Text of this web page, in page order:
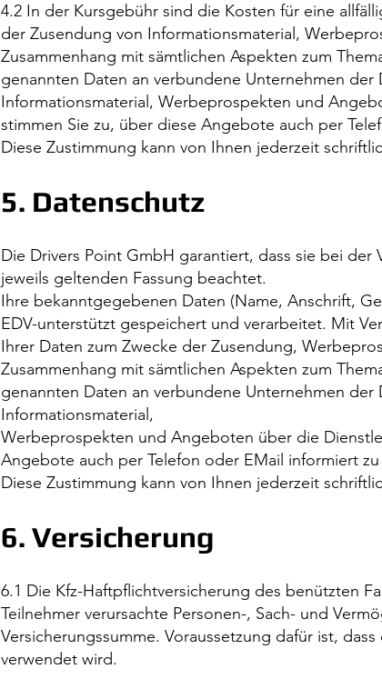
4.2 In der Kursgebühr sind die Kosten für eine
der Zusendung von Informationsmaterial,
Zusammenhang mit sämtlichen Aspekten zum
genannten Daten an verbundene Unternehmen
Informationsmaterial, Werbeprospekten und
stimmen Sie zu, über diese Angebote auch per
Diese Zustimmung kann von Ihnen jederzeit
5. Datenschutz
Die Drivers Point GmbH garantiert, dass sie bei
jeweils geltenden Fassung beachtet.
Ihre bekanntgegebenen Daten (Name, Anschrift,
EDV-unterstützt gespeichert und verarbeitet. Mit
Ihrer Daten zum Zwecke der Zusendung,
Zusammenhang mit sämtlichen Aspekten zum
genannten Daten an verbundene Unternehmen
Informationsmaterial,
Werbeprospekten und Angeboten über die
Angebote auch per Telefon oder EMail informiert
Diese Zustimmung kann von Ihnen jederzeit
6. Versicherung
6.1 Die Kfz-Haftpflichtversicherung des benützten
Teilnehmer verursachte Personen-, Sach- und
Versicherungssumme. Voraussetzung dafür ist,
verwendet wird.